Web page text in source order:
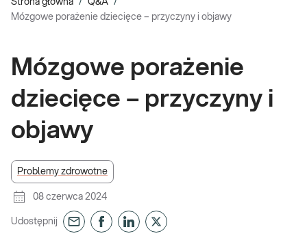
Strona główna / Q&A /
Mózgowe porażenie dziecięce – przyczyny i objawy
Mózgowe porażenie
dziecięce – przyczyny i
objawy
Problemy zdrowotne
08 czerwca 2024
Udostępnij